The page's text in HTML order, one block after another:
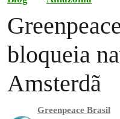
bloqueia
Amsterdã
Greenpeace Brasil